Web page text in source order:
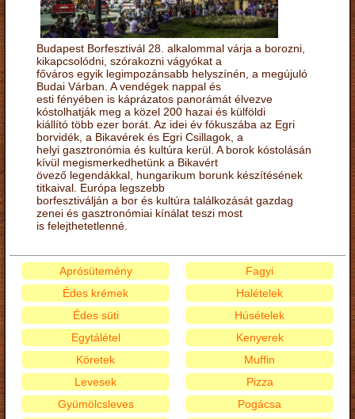
Budapest Borfesztivál 28. alkalommal várja a borozni,
kikapcsolódni, szórakozni vágyókat a
főváros egyik legimpozánsabb helyszínén, a megújuló
Budai Várban. A vendégek nappal és
esti fényében is káprázatos panorámát élvezve
kóstolhatják meg a közel 200 hazai és külföldi
kiállító több ezer borát. Az idei év fókuszába az Egri
borvidék, a Bikavérek és Egri Csillagok, a
helyi gasztronómia és kultúra kerül. A borok kóstolásán
kívül megismerkedhetünk a Bikavért
övező legendákkal, hungarikum borunk készítésének
titkaival. Európa legszebb
borfesztiválján a bor és kultúra találkozását gazdag
zenei és gasztronómiai kínálat teszi most
is felejthetetlenné.
Aprósütemény
Édes krémek
Édes süti
Egytálétel
Fagyi
Halételek
Húsételek
Kenyerek
Köretek
Levesek
Gyümölcsleves
Muffin
Pizza
Pogácsa